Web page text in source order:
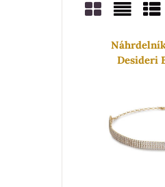
Mřížka
Desideri